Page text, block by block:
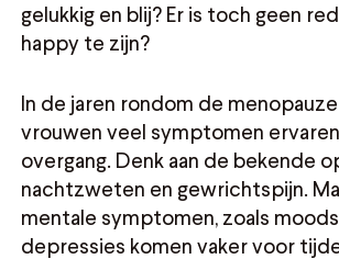
gelukkig en blij? Er is toch geen
happy te zijn?
In de jaren rondom de
vrouwen veel symptomen
overgang. Denk aan de bekende
nachtzweten en gewrichtspijn.
mentale symptomen, zoals
depressies komen vaker voor